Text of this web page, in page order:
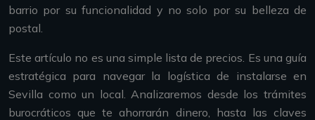
barrio por su funcionalidad y no solo por su belleza de
postal.
Este artículo no es una simple lista de precios. Es una guía
estratégica para navegar la logística de instalarse en
Sevilla como un local. Analizaremos desde los trámites
burocráticos que te ahorrarán dinero, hasta las claves